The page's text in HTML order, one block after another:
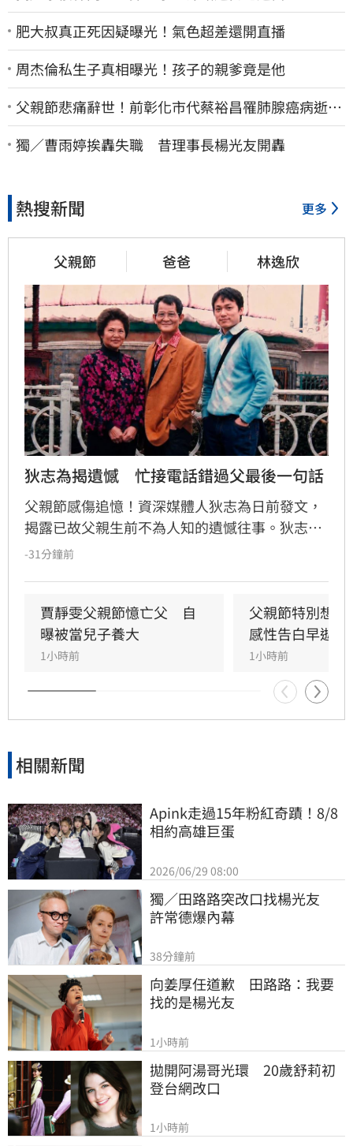
肥大叔真正死因疑曝光！氣色超差還開直播
周杰倫私生子真相曝光！孩子的親爹竟是他
父親節悲痛辭世！前彰化市代蔡裕昌罹肺腺癌病逝
享壽71歲
獨／曹雨婷挨轟失職 昔理事長楊光友開轟
熱搜新聞 更多
父親節 爸爸 林逸欣
狄志為揭遺憾　忙接電話錯過父最後一句話
父親節感傷追憶！資深媒體人狄志為日前發文，
揭露已故父親生前不為人知的遺憾往事。狄志為
透露，父親一生以海為家，兩人相處時間極少，
在門外落淚。最讓狄志為心碎的是，當年陪病重
父親曬太陽時，自己因忙於接工作電話而忽視了
父親，沒想到那竟是父子最後的相處，父親回房
後便陷入永眠。這段錯過的對話成為他20年來心
中最深的遺憾，他以此感嘆，有些電話晚點接沒
關係，但錯過的親情與話語，可能再也無法挽
-31分鐘前
賈靜雯父親節憶亡父　自
曝被當兒子養大
1小時前
父親節特別想
感性告白早逝父
1小時前
相關新聞
Apink走過15年粉紅奇蹟！8/8
相約高雄巨蛋
2026/06/29 08:00
獨／田路路突改口找楊光友
許常德爆內幕
38分鐘前
向姜厚任道歉　田路路：我要
找的是楊光友
1小時前
拋開阿湯哥光環　20歲舒莉初
登台網改口
1小時前